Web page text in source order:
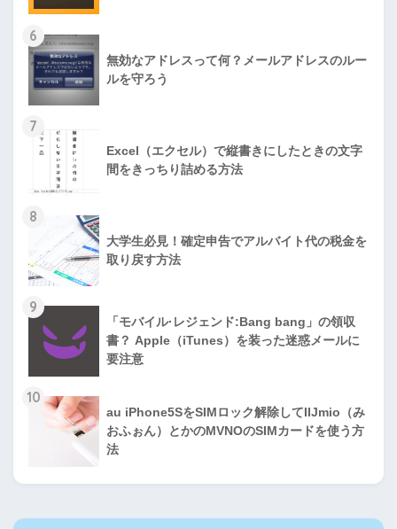
6
無効なアドレスって何？メールアドレスのルー
ルを守ろう
7
Excel（エクセル）で縦書きにしたときの文字
間をきっちり詰める方法
8
大学生必見！確定申告でアルバイト代の税金を
取り戻す方法
9
「モバイル·レジェンド:Bang bang」の領収
書？ Apple（iTunes）を装った迷惑メールに
要注意
10
au iPhone5SをSIMロック解除してIIJmio（み
おふぉん）とかのMVNOのSIMカードを使う方
法